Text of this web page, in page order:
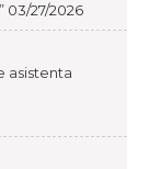
03/27/2026
asistenta